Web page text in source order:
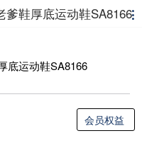
鞋厚底运动鞋SA8166
底运动鞋SA8166
会员权益